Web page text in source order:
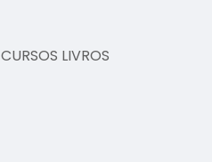
CURSOS LIVROS